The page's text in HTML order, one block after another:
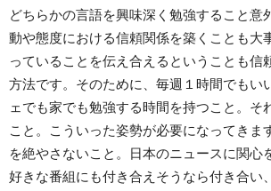
どちらかの言語を興味深く勉強すること意
動や態度における信頼関係を築くことも大
っていることを伝え合えるということも信
方法です。そのために、毎週１時間でもい
ェでも家でも勉強する時間を持つこと。そ
こと。こういった姿勢が必要になってきま
を絶やさないこと。日本のニュースに関心
好きな番組にも付き合えそうなら付き合い